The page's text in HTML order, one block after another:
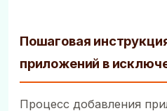
Пошаговая
приложений в
Процесс добавления